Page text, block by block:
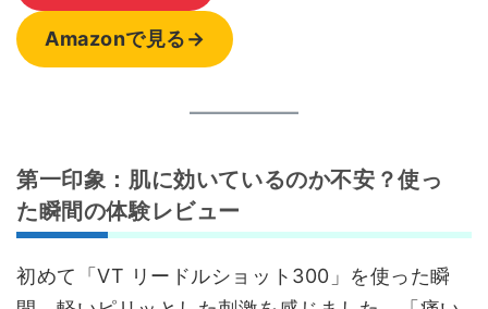
Amazonで見る→
第一印象：肌に効いているのか不安？使っ
た瞬間の体験レビュー
初めて「VT リードルショット300」を使った瞬